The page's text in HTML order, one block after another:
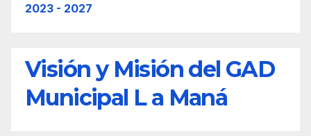
2023 - 2027
Visión y Misión del GAD
Municipal L a Maná